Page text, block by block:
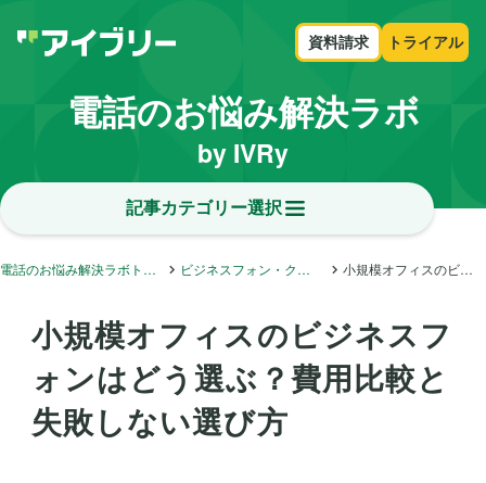
資料請求 トライアル
電話のお悩み解決ラボ
by IVRy
記事カテゴリー選択
電話のお悩み解決ラボトップ ビジネスフォン・クラウドフォン・内線電話 小規模オフィスのビジネスフォンはどう選ぶ？費用比較と失敗しない選び方
小規模オフィスのビジネスフ
ォンはどう選ぶ？費用比較と
失敗しない選び方